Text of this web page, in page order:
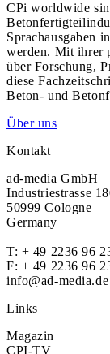
CPi worldwide
Sprachausgaben
werden. Mit ihrer
über Forschung,
diese
Beton- und
Über uns
Kontakt
ad-media GmbH
Industriestrasse
50999 Cologne
Germany
T: + 49 2236 96
F: + 49 2236 96
info@ad-media.de
Links
Magazin
CPI-TV